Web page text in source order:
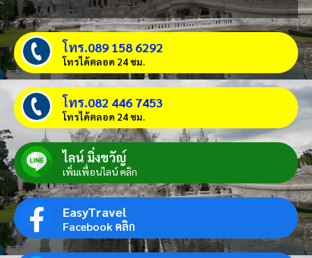
โทร.089 158 6292
โทรได้ตลอด 24 ชม.
โทร.082 446 7453
โทรได้ตลอด 24 ชม.
ไลน์ มิ่งขวัญ์
เพิ่มเพื่อนไลน์ คลิก
EasyTravel
Facebook คลิก